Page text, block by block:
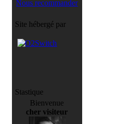
Nous recommander
Site hébergé par
Stastique
Bienvenue
cher visiteur